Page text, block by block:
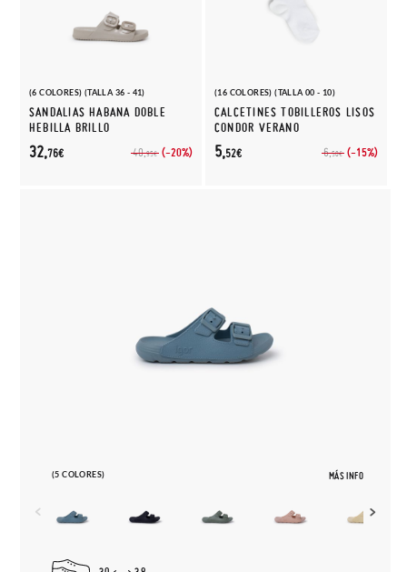
(6 COLORES) (TALLA 36 - 41)
SANDALIAS HABANA DOBLE
HEBILLA BRILLO
40,95€ (-20%)
32,76€
(16 COLORES) (TALLA 00 - 10)
CALCETINES TOBILLEROS LISOS
CONDOR VERANO
6,50€ (-15%)
5,52€
(5 COLORES) MÁS INFO